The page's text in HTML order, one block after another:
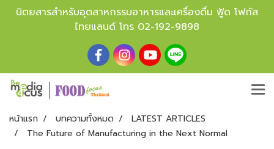
นิตยสารสำหรับอุตสาหกรรมอาหารและเครื่องดื่ม ฟู้ด โฟกัส
ไทยแลนด์ โทร 02-192-9898
หน้าแรก บทความทั้งหมด
LATEST ARTICLES
The Future of Manufacturing in the Next Normal